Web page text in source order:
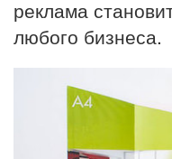
реклама
любого бизнеса.